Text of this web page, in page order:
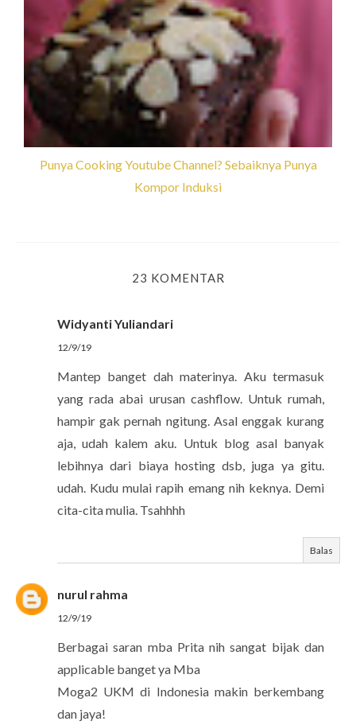
Punya Cooking Youtube Channel? Sebaiknya Punya
Kompor Induksi
23 KOMENTAR
Widyanti Yuliandari
12/9/19
Mantep banget dah materinya. Aku termasuk
yang rada abai urusan cashflow. Untuk rumah,
hampir gak pernah ngitung. Asal enggak kurang
aja, udah kalem aku. Untuk blog asal banyak
lebihnya dari biaya hosting dsb, juga ya gitu.
udah. Kudu mulai rapih emang nih keknya. Demi
cita-cita mulia. Tsahhhh
Balas
nurul rahma
12/9/19
Berbagai saran mba Prita nih sangat bijak dan
applicable banget ya Mba
Moga2 UKM di Indonesia makin berkembang
dan jaya!